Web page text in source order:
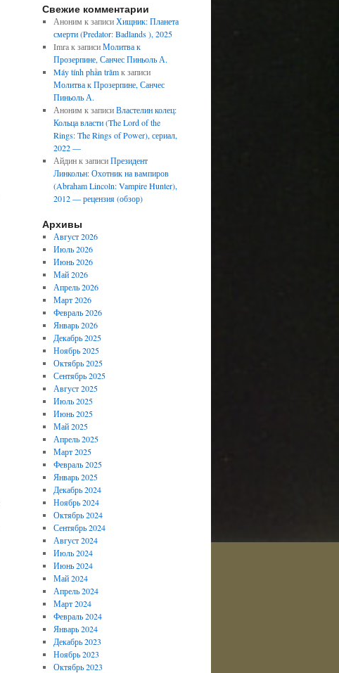
Свежие комментарии
Аноним к записиХищник: Планета
смерти (Predator: Badlands ), 2025
Imraк записиМолитва к
Прозерпине, Санчес Пиньоль А.
Máy tính phần trămк записи
Молитва к Прозерпине, Санчес
Пиньоль А.
Аноним к записиВластелин колец:
Кольца власти (The Lord of the
Rings: The Rings of Power), сериал,
2022 —
Айдинк записиПрезидент
Линкольн: Охотник на вампиров
(Abraham Lincoln: Vampire Hunter),
2012 — рецензия (обзор)
Архивы
Август 2026
Июль 2026
Июнь 2026
Май 2026
Апрель 2026
Март 2026
Февраль 2026
Январь 2026
Декабрь 2025
Ноябрь 2025
Октябрь 2025
Сентябрь 2025
Август 2025
Июль 2025
Июнь 2025
Май 2025
Апрель 2025
Март 2025
Февраль 2025
Январь 2025
Декабрь 2024
Ноябрь 2024
Октябрь 2024
Сентябрь 2024
Август 2024
Июль 2024
Июнь 2024
Май 2024
Апрель 2024
Март 2024
Февраль 2024
Январь 2024
Декабрь 2023
Ноябрь 2023
Октябрь 2023